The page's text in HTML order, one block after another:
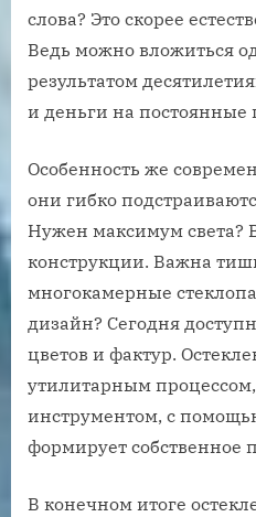
слова? Это скорее
Ведь можно вложиться
результатом
и деньги на постоянные
Особенность же
они гибко
Нужен максимум света?
конструкции. Важна
многокамерные
дизайн? Сегодня
цветов и фактур.
утилитарным процессом,
инструментом, с
формирует собственное
В конечном итоге